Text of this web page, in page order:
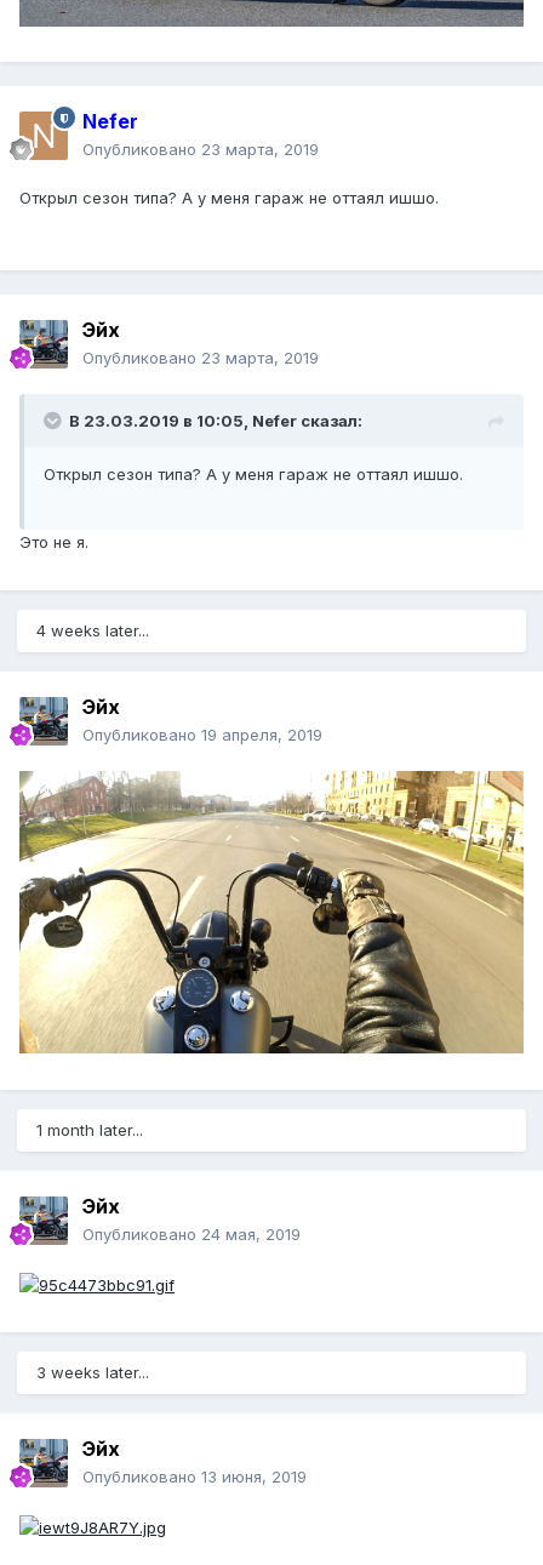
Nefer
Опубликовано 23 марта, 2019
Открыл сезон типа? А у меня гараж не оттаял ишшо.
Эйх
Опубликовано 23 марта, 2019
В 23.03.2019 в 10:05, Nefer сказал:
Открыл сезон типа? А у меня гараж не оттаял ишшо.
Это не я.
4 weeks later...
Эйх
Опубликовано 19 апреля, 2019
1 month later...
Эйх
Опубликовано 24 мая, 2019
3 weeks later...
Эйх
Опубликовано 13 июня, 2019